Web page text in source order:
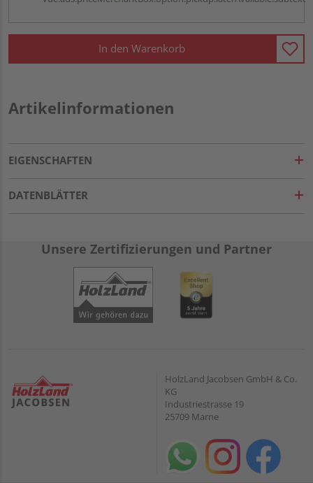
In den Warenkorb
Artikelinformationen
EIGENSCHAFTEN
DATENBLÄTTER
Unsere Zertifizierungen und Partner
HolzLand Jacobsen GmbH & Co.
KG
Industriestrasse 19
25709 Marne